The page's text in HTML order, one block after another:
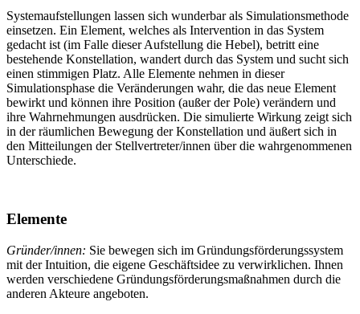
Systemaufstellungen lassen sich wunderbar als Simulationsmethode
einsetzen. Ein Element, welches als Intervention in das System
gedacht ist (im Falle dieser Aufstellung die Hebel), betritt eine
bestehende Konstellation, wandert durch das System und sucht sich
einen stimmigen Platz. Alle Elemente nehmen in dieser
Simulationsphase die Veränderungen wahr, die das neue Element
bewirkt und können ihre Position (außer der Pole) verändern und
ihre Wahrnehmungen ausdrücken. Die simulierte Wirkung zeigt sich
in der räumlichen Bewegung der Konstellation und äußert sich in
den Mitteilungen der Stellvertreter/innen über die wahrgenommenen
Unterschiede.
Elemente
Gründer/innen: Sie bewegen sich im Gründungsförderungssystem
mit der Intuition, die eigene Geschäftsidee zu verwirklichen. Ihnen
werden verschiedene Gründungsförderungsmaßnahmen durch die
anderen Akteure angeboten.